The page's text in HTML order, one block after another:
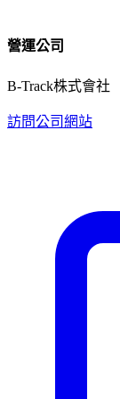
營運公司
B-Track株式會社
訪問公司網站